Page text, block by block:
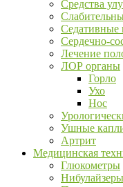
Средства
Сердечно-
Лечение
ЛОР органы
Горло
Ухо
Нос
Ушные
Артрит
Медицинская
Глюкометры
Нибулайзеры